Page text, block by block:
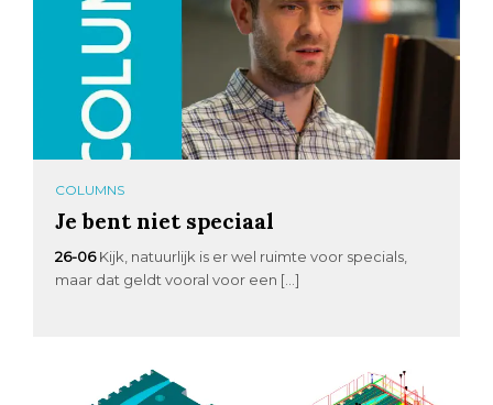
COLUMNS
Je bent niet speciaal
26-06 Kijk, natuurlijk is er wel ruimte voor specials,
maar dat geldt vooral voor een […]